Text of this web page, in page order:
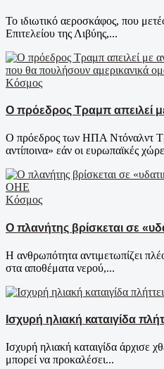
Το ιδιωτικό αεροσκάφος, που
Επιτελείου της Λιβύης,...
Κόσμος
Ο πρόεδρος Τραμπ απειλεί με
Ο πρόεδρος των ΗΠΑ Ντόναλντ
αντίποινα» εάν οι ευρωπαϊκές
Κόσμος
Ο πλανήτης βρίσκεται σε
Η ανθρωπότητα αντιμετωπίζει
στα αποθέματα νερού,...
Ισχυρή ηλιακή καταιγίδα
Ισχυρή ηλιακή καταιγίδα άρχισε
μπορεί να προκαλέσει...